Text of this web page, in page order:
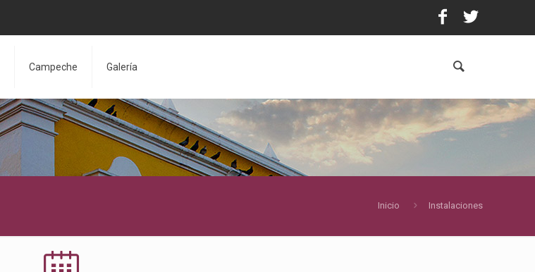
Campeche Galería
Inicio Instalaciones